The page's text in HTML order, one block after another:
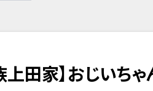
上田家】おじいち